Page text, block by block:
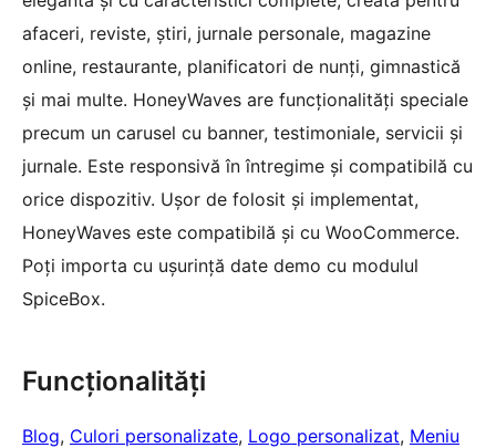
afaceri, reviste, știri, jurnale personale, magazine
online, restaurante, planificatori de nunți, gimnastică
și mai multe. HoneyWaves are funcționalități speciale
precum un carusel cu banner, testimoniale, servicii și
jurnale. Este responsivă în întregime și compatibilă cu
orice dispozitiv. Ușor de folosit și implementat,
HoneyWaves este compatibilă și cu WooCommerce.
Poți importa cu ușurință date demo cu modulul
SpiceBox.
Funcționalități
Blog, Culori personalizate, Logo personalizat, Meniu